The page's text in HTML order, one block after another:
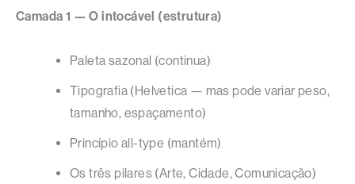
Camada 1 — O intocável (estrutura)
Paleta sazonal (continua)
Tipografia (Helvetica — mas pode variar peso,
tamanho, espaçamento)
Princípio all-type (mantém)
Os três pilares (Arte, Cidade, Comunicação)